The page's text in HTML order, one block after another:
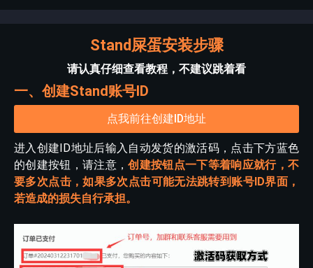
Stand屎蛋安装步骤
请认真仔细查看教程，不建议跳着看
一、创建Stand账号ID
点我前往创建ID地址
进入创建ID地址后输入自动发货的激活码，点击下方蓝色
的创建按钮，请注意，创建按钮点一下等着响应就行，不
要多次点击，如果多次点击可能无法跳转到账号ID界面，
若造成的损失自行承担。